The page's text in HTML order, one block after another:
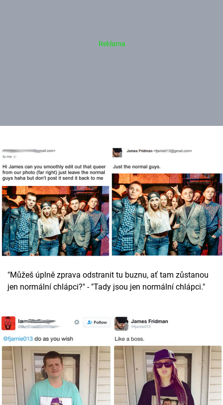
"Můžeš úplně zprava odstranit tu buznu, ať tam zůstanou
jen normální chlápci?" - "Tady jsou jen normální chlápci."